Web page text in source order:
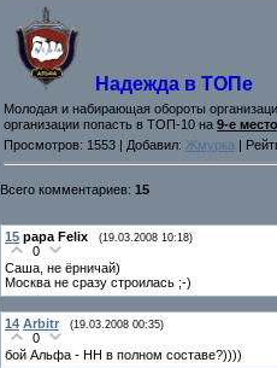
Надежда в ТОПе
Молодая и набирающая обороты
организации попасть в ТОП-10 на 9-е место
Просмотров: 1553 | Добавил: Жмурка |
Всего комментариев: 15
15 papa Felix (19.03.2008 10:18)
0
Саша, не ёрничай)
Москва не сразу строилась ;-)
14 Arbitr (19.03.2008 00:35)
0
бой Альфа - НН в полном составе?))))